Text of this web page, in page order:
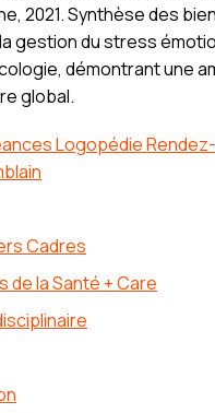
2021. Synthèse des
gestion du stress
démontrant une
global.
Logopédie
Cadres
de la Santé + Care